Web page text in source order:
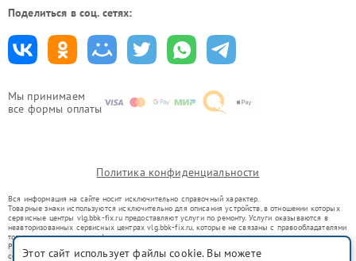
Мы принимаем
все формы оплаты
Поделиться в соц. сетях:
Политика конфиденциальности
Вся информация на сайте носит исключительно справочный характер.
Товарные знаки используются исключительно для описания устройств, в отношении которых
сервисные центры vlg.bbk-fix.ru предоставляют услуги по ремонту. Услуги оказываются в
неавторизованных сервисных центрах vlg.bbk-fix.ru, которые не связаны с правообладателями
товарных знаков или их официальными представителями.
Ремонт осуществляется для устройств, уже введенных в гражданский оборот в соответствии
со статьей 1487 ГК РФ.
Этот сайт использует файлы cookie. Вы можете